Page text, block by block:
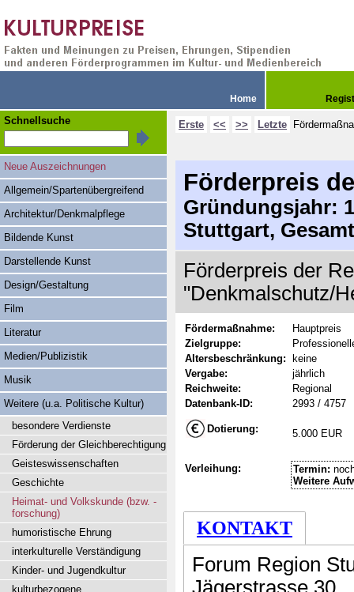
Home
Erste << >> Letzte
Förderpreis
Gründungsjahr:
Stuttgart,
Förderpreis der
"Denkmalschutz/
Fördermaßnahme:
Hauptpreis
Zielgruppe:
Altersbeschränkung:
keine
Vergabe:
jährlich
Reichweite:
Regional
Datenbank-ID:
2993 / 4757
Dotierung: 5.000 EUR
Verleihung: Termin:
Weitere
KONTAKT
Forum Region
Jägerstrasse 30
Schnellsuche
Neue Auszeichnungen
Allgemein/Spartenübergreifend
Architektur/Denkmalpflege
Bildende Kunst
Darstellende Kunst
Design/Gestaltung
Film
Literatur
Medien/Publizistik
Musik
Weitere (u.a. Politische Kultur)
besondere Verdienste
Förderung der Gleichberechtigung
Geisteswissenschaften
Geschichte
Heimat- und Volkskunde (bzw. -
forschung)
humoristische Ehrung
interkulturelle Verständigung
Kinder- und Jugendkultur
kulturbezogene